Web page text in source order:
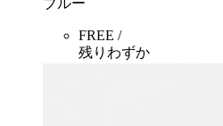
ブルー
FREE /
残りわずか